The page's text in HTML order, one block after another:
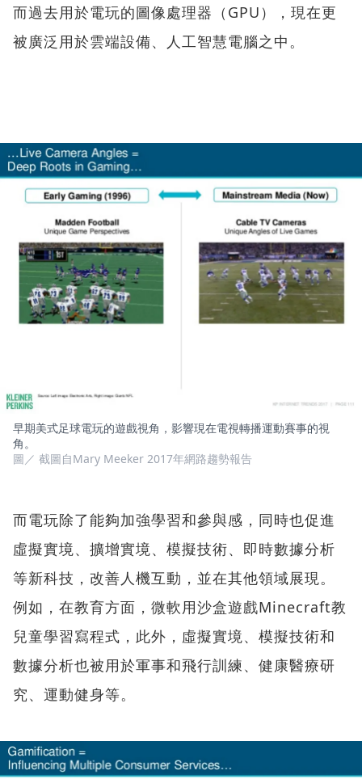
而過去用於電玩的圖像處理器（GPU），現在更
被廣泛用於雲端設備、人工智慧電腦之中。
早期美式足球電玩的遊戲視角，影響現在電視轉播運動賽事的視
角。
圖／ 截圖自Mary Meeker 2017年網路趨勢報告
而電玩除了能夠加強學習和參與感，同時也促進
虛擬實境、擴增實境、模擬技術、即時數據分析
等新科技，改善人機互動，並在其他領域展現。
例如，在教育方面，微軟用沙盒遊戲Minecraft教
兒童學習寫程式，此外，虛擬實境、模擬技術和
數據分析也被用於軍事和飛行訓練、健康醫療研
究、運動健身等。